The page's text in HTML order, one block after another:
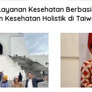
Kesehatan
Kesehatan Holistik di